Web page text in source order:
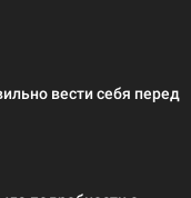
вести себя перед